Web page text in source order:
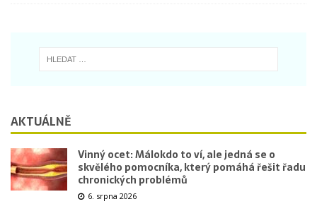
AKTUÁLNĚ
Vinný ocet: Málokdo to ví, ale jedná se o
skvělého pomocníka, který pomáhá řešit řadu
chronických problémů
6. srpna 2026